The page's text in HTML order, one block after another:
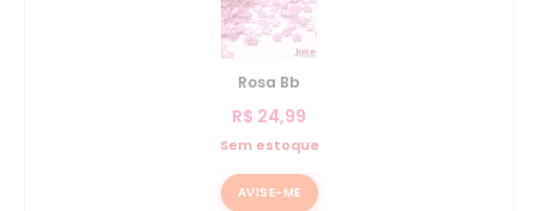
Rosa Bb
R$ 24,99
Sem estoque
AVISE-ME